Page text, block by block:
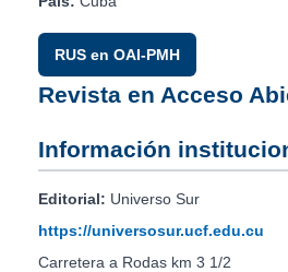
RUS en OAI-PMH
Revista en Acceso
Información
Editorial: Universo Sur
https://universosur.ucf.edu.cu
Carretera a Rodas km 3 1/2